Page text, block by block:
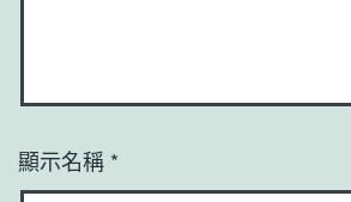
顯示名稱 *